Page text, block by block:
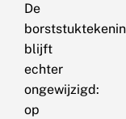
De
blijft
echter
ongewijzigd:
op